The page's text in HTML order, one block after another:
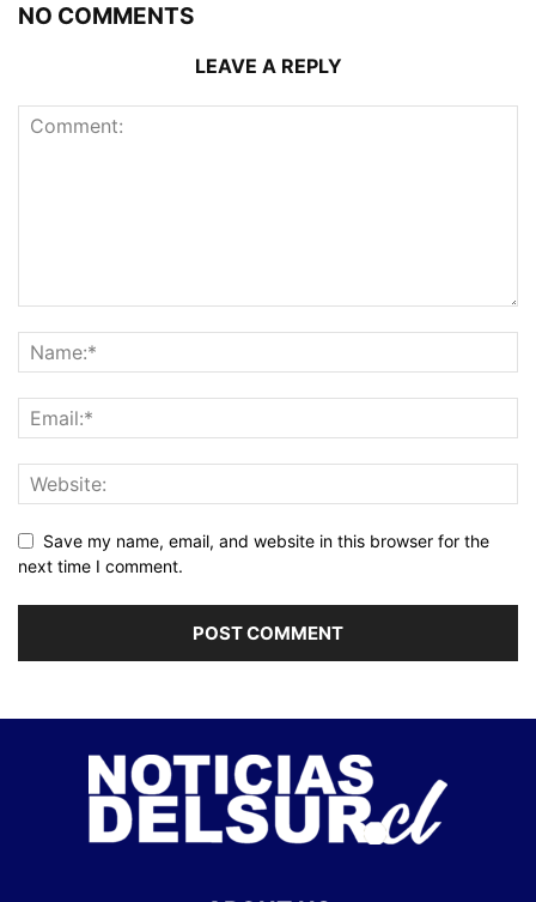
NO COMMENTS
LEAVE A REPLY
Save my name, email, and website in this browser for the
next time I comment.